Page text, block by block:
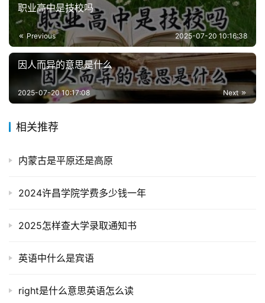
职业高中是技校吗
Previous 2025-07-20 10:16:38
因人而异的意思是什么
Next
2025-07-20 10:17:08
相关推荐
内蒙古是平原还是高原
2024许昌学院学费多少钱一年
2025怎样查大学录取通知书
英语中什么是宾语
right是什么意思英语怎么读